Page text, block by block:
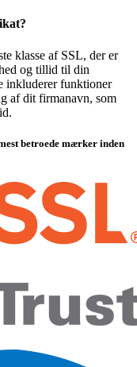
klasse af SSL, der er
og tillid til din
inkluderer funktioner
af dit firmanavn, som
betroede mærker inden